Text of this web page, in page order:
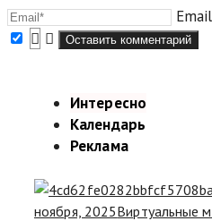
Интересно
Календарь
Реклама
ноября, 2025Виртуальные